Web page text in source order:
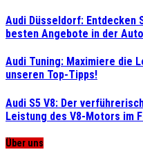
Audi Düsseldorf: Entdecken
besten Angebote in der
Audi Tuning: Maximiere die
unseren Top-Tipps!
Audi S5 V8: Der
Leistung des V8-Motors im
Über uns